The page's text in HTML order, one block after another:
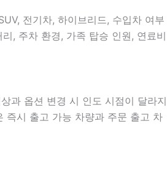
전기차, 하이브리드, 수입차 여부
, 주차 환경, 가족 탑승 인원, 연료비
과 옵션 변경 시 인도 시점이 달라지
즉시 출고 가능 차량과 주문 출고 차